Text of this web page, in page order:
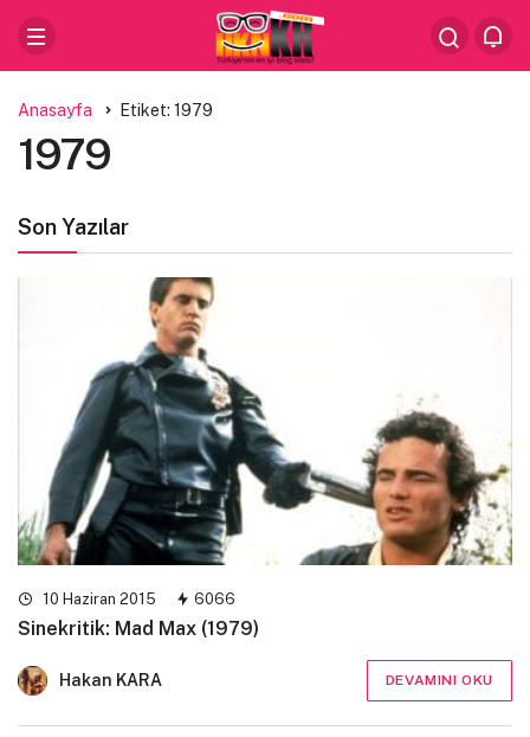
Anasayfa Etiket: 1979
1979
Son Yazılar
10 Haziran 2015 6066
Sinekritik: Mad Max (1979)
Hakan KARA DEVAMINI OKU